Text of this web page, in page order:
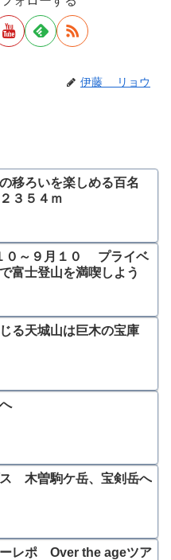
伊藤 リョウ
移ろいを楽しめる百名
３５４ｍ
９月１０ プライベ
富士登山を満喫しよう
る天城山は巨木の宝庫
木曽駒ケ岳、宝剣岳へ
レポ Over the ageツア